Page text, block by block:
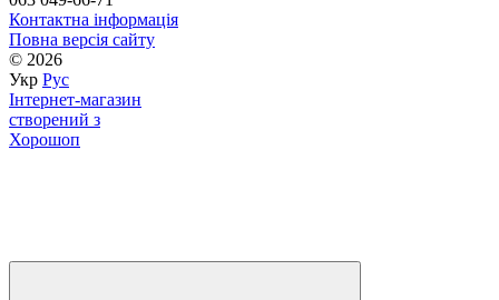
Контактна інформація
Повна версія сайту
© 2026
Укр Рус
Інтернет-магазин
створений з
Хорошоп